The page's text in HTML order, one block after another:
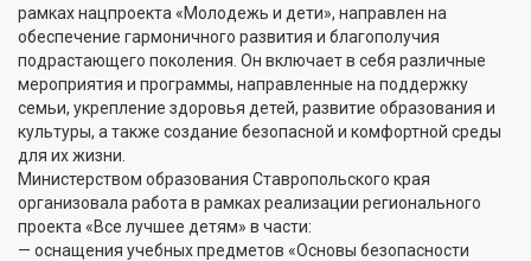
рамках нацпроекта «Молодежь и дети», направлен на
обеспечение гармоничного развития и благополучия
подрастающего поколения. Он включает в себя различные
мероприятия и программы, направленные на поддержку
семьи, укрепление здоровья детей, развитие образования и
культуры, а также создание безопасной и комфортной среды
для их жизни.
Министерством образования Ставропольского края
организовала работа в рамках реализации регионального
проекта «Все лучшее детям» в части:
— оснащения учебных предметов «Основы безопасности